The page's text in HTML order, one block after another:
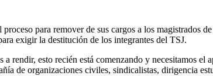
para remover de sus cargos a los magistrados
exigir la destitución de los integrantes del TSJ.
rendir, esto recién está comenzando y necesitamos
de organizaciones civiles, sindicalistas, dirigencia